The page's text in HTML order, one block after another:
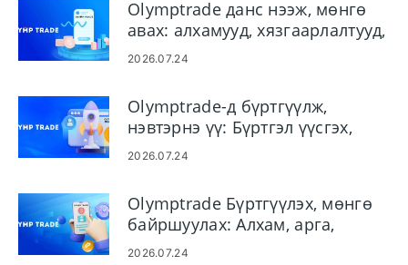
Olymptrade данс нээж, мөнгө
авах: алхамууд, хязгаарлалтууд,
цаг хугацаа
2026.07.24
Olymptrade-д бүртгүүлж,
нэвтэрнэ үү: Бүртгэл үүсгэх,
нэвтрэх
2026.07.24
Olymptrade Бүртгүүлэх, мөнгө
байршуулах: Алхам, арга,
хязгаар
2026.07.24